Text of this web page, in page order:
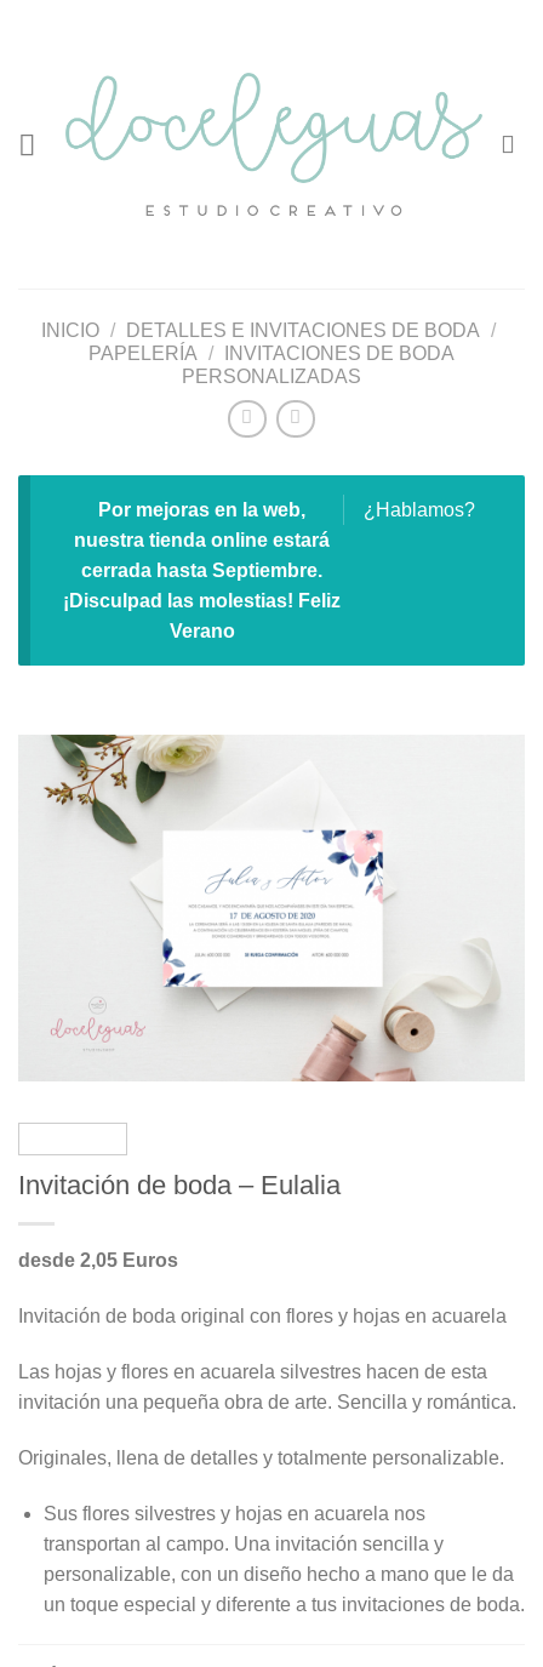
INICIO / DETALLES E INVITACIONES DE BODA /
PAPELERÍA /
INVITACIONES DE BODA
PERSONALIZADAS
¿Hablamos?
Por mejoras en la web,
nuestra tienda online estará
cerrada hasta Septiembre.
¡Disculpad las molestias! Feliz
Verano
Invitación de boda – Eulalia
desde 2,05 Euros
Invitación de boda original con flores y hojas en acuarela
Las hojas y flores en acuarela silvestres hacen de esta
invitación una pequeña obra de arte. Sencilla y romántica.
Originales, llena de detalles y totalmente personalizable.
Sus flores silvestres y hojas en acuarela nos
transportan al campo. Una invitación sencilla y
personalizable, con un diseño hecho a mano que le da
un toque especial y diferente a tus invitaciones de boda.